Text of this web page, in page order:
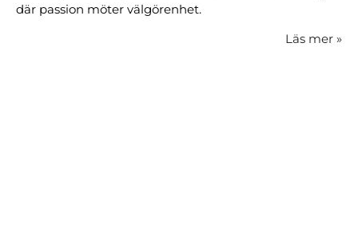
där passion möter välgörenhet.
Läs mer »